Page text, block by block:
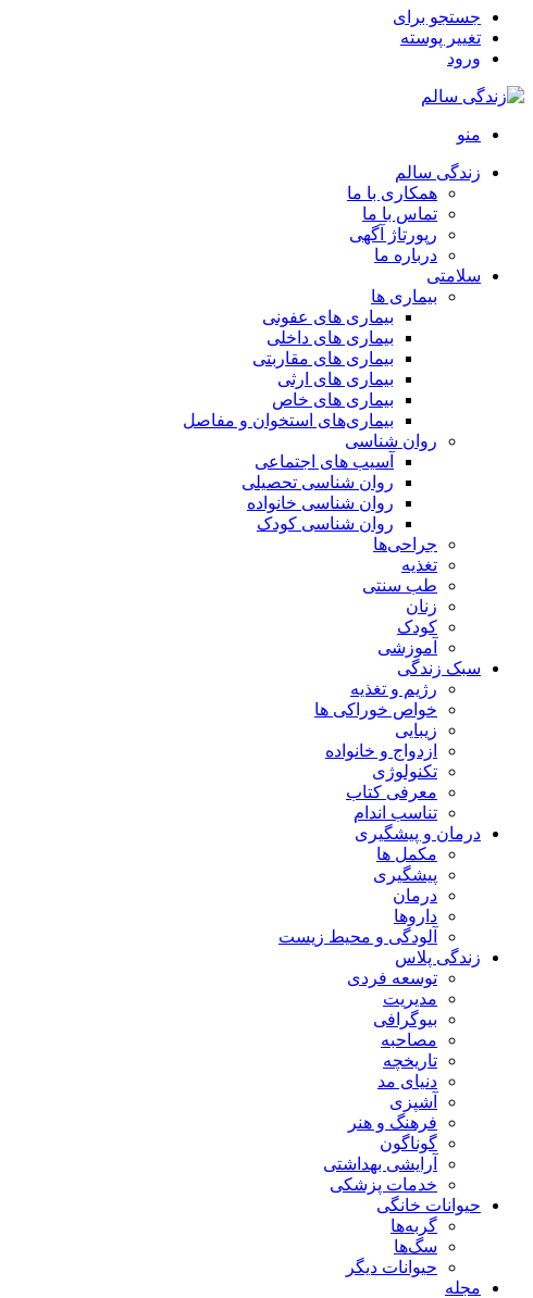
جستجو برای
تغییر پوسته
ورود
منو
زندگی سالم
همکاری با ما
تماس با ما
رپورتاژ آگهی
درباره ما
سلامتی
بیماری ها
بیماری های عفونی
بیماری های داخلی
بیماری های مقاربتی
بیماری های ارثی
بیماری های خاص
بیماری‌های استخوان و مفاصل
روان شناسی
آسیب های اجتماعی
روان شناسی تحصیلی
روان شناسی خانواده
روان شناسی کودک
جراحی‌ها
تغذیه
طب سنتی
زنان
کودک
آموزشی
سبک زندگی
رژیم و تغذیه
خواص خوراکی ها
زیبایی
ازدواج و خانواده
تکنولوژی
معرفی کتاب
تناسب اندام
درمان و پیشگیری
مکمل ها
پیشگیری
درمان
داروها
آلودگی و محیط زیست
زندگی پلاس
توسعه فردی
مدیریت
بیوگرافی
مصاحبه
تاریخچه
دنیای مد
آشپزی
فرهنگ و هنر
گوناگون
آرایشی بهداشتی
خدمات پزشکی
حیوانات خانگی
گربه‌ها
سگ‌ها
حیوانات دیگر
مجله